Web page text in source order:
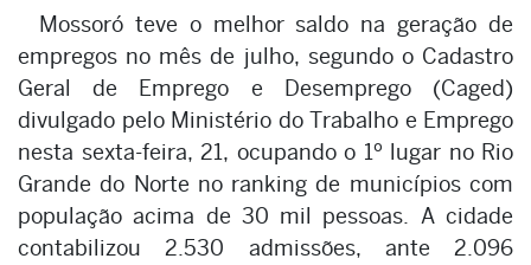
Mossoró teve o melhor saldo na geração de
empregos no mês de julho, segundo o Cadastro
Geral de Emprego e Desemprego (Caged)
divulgado pelo Ministério do Trabalho e Emprego
nesta sexta-feira, 21, ocupando o 1º lugar no Rio
Grande do Norte no ranking de municípios com
população acima de 30 mil pessoas. A cidade
contabilizou 2.530 admissões, ante 2.096